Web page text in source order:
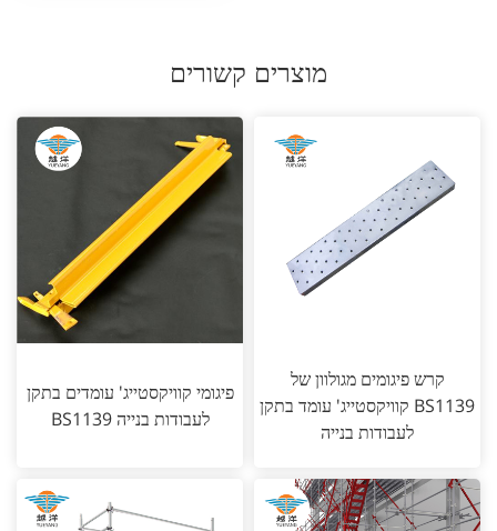
מוצרים קשורים
פיגומי קוויקסטייג' עומדים בתקן
BS1139 לעבודות בנייה
קרש פיגומים מגולוון של
קוויקסטייג' עומד בתקן BS1139
לעבודות בנייה